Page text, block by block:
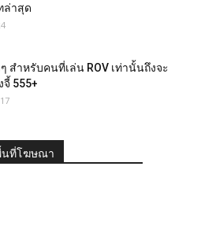
ล่าสุด
สำหรับคนที่เล่น ROV เท่านั้นถึงจะ
จี้ 555+
ที่โฆษณา